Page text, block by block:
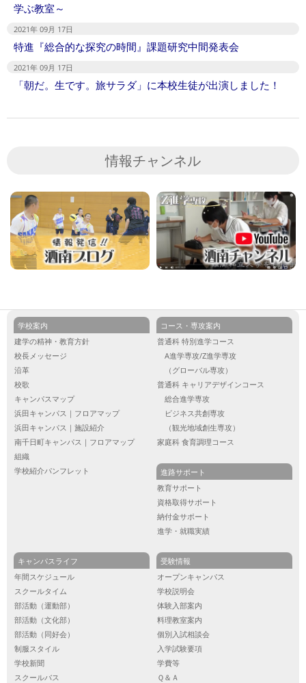
学ぶ教室～
2021年 09月 17日
特進『総合的な探究の時間』課題研究中間発表会
2021年 09月 17日
「朝だ。生です。旅サラダ」に本校生徒が出演しました！
情報チャンネル
学校案内
建学の精神・教育方針
校長メッセージ
沿革
校歌
キャンパスマップ
浜田キャンパス｜フロアマップ
浜田キャンパス｜施設紹介
南千日町キャンパス｜フロアマップ
組織
学校紹介パンフレット
コース・専攻案内
普通科 特別進学コース
A進学専攻/Z進学専攻
（グローバル専攻）
普通科 キャリアデザインコース
総合進学専攻
ビジネス共創専攻
（観光地域創生専攻）
家庭科 食育調理コース
進路サポート
教育サポート
資格取得サポート
納付金サポート
進学・就職実績
キャンパスライフ
年間スケジュール
スクールタイム
部活動（運動部）
部活動（文化部）
部活動（同好会）
制服スタイル
学校新聞
スクールバス
受験情報
オープンキャンパス
学校説明会
体験入部案内
料理教室案内
個別入試相談会
入学試験要項
学費等
Ｑ＆Ａ